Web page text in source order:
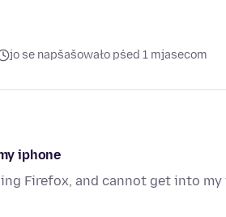
jo se napšašowało pśed 1 mjasecom
iphone
Firefox, and cannot get into my